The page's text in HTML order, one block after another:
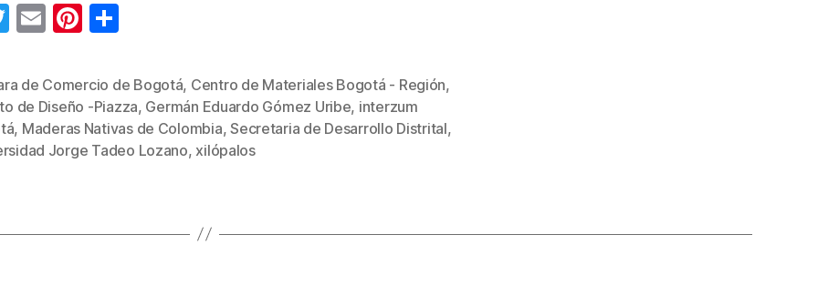
T
tt
er
E
ail
Pi
er
e
st
m
p
ar
tir
de Comercio de Bogotá, Centro de Materiales Bogotá - Región,
de Diseño -Piazza, Germán Eduardo Gómez Uribe, interzum
, Maderas Nativas de Colombia,Secretaria de Desarrollo Distrital,
Jorge Tadeo Lozano, xilópalos